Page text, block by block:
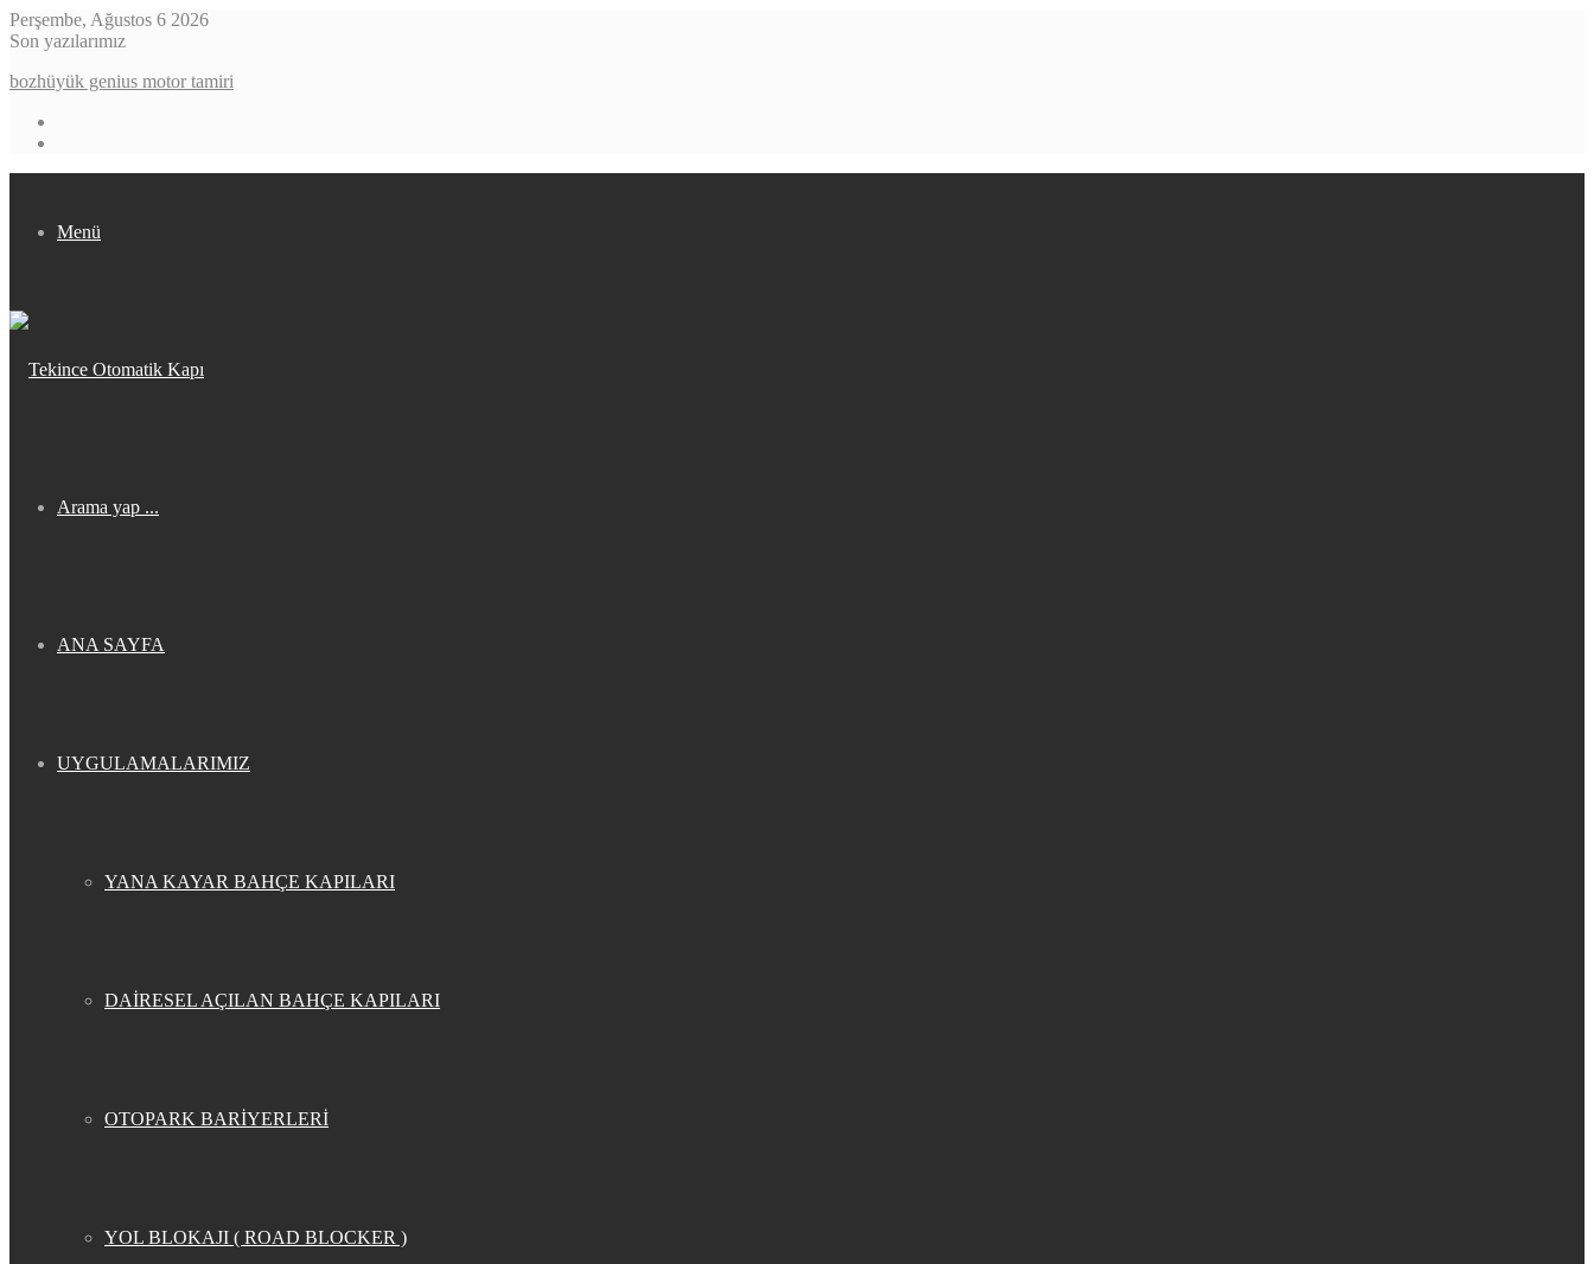
Perşembe, Ağustos 6 2026
Son yazılarımız
bozhüyük genius motor tamiri
Menü
Arama yap ...
ANA SAYFA
UYGULAMALARIMIZ
YANA KAYAR BAHÇE KAPILARI
DAİRESEL AÇILAN BAHÇE KAPILARI
OTOPARK BARİYERLERİ
YOL BLOKAJI ( ROAD BLOCKER )